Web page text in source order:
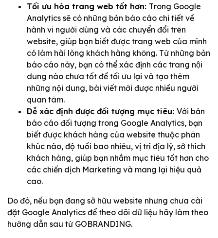
Tối ưu hóa trang web tốt hơn: Trong Google
Analytics sẽ có những bản báo cáo chi tiết về
hành vi người dùng và các chuyển đổi trên
website, giúp bạn biết được trang web của mình
có làm hài lòng khách hàng không. Từ những bản
báo cáo này, bạn có thể xác định các trang nội
dung nào chưa tốt để tối ưu lại và tạo thêm
những nội dung, bài viết mới được nhiều người
quan tâm.
Dễ xác định được đối tượng mục tiêu: Với bản
báo cáo đối tượng trong Google Analytics, bạn
biết được khách hàng của website thuộc phân
khúc nào, độ tuổi bao nhiêu, vị trí địa lý, sở thích
khách hàng, giúp bạn nhắm mục tiêu tốt hơn cho
các chiến dịch Marketing và mang lại hiệu quả
cao.
Do đó, nếu bạn đang sở hữu website nhưng chưa cài
đặt Google Analytics để theo dõi dữ liệu hãy làm theo
hướng dẫn sau từ GOBRANDING.